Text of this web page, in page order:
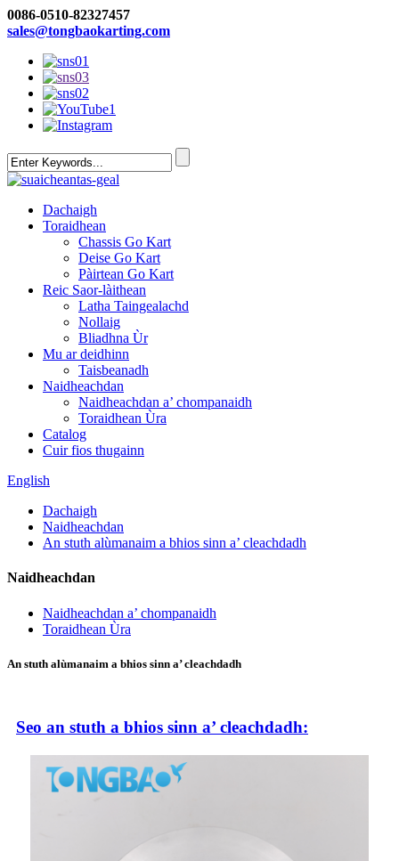
0086-0510-82327457
sales@tongbaokarting.com
Dachaigh
Toraidhean
Chassis Go Kart
Deise Go Kart
Pàirtean Go Kart
Reic Saor-làithean
Latha Taingealachd
Nollaig
Bliadhna Ùr
Mu ar deidhinn
Taisbeanadh
Naidheachdan
Naidheachdan a’ chompanaidh
Toraidhean Ùra
Catalog
Cuir fios thugainn
English
Dachaigh
Naidheachdan
An stuth alùmanaim a bhios sinn a’ cleachdadh
Naidheachdan
Naidheachdan a’ chompanaidh
Toraidhean Ùra
An stuth alùmanaim a bhios sinn a’ cleachdadh
Seo an stuth a bhios sinn a’ cleachdadh: